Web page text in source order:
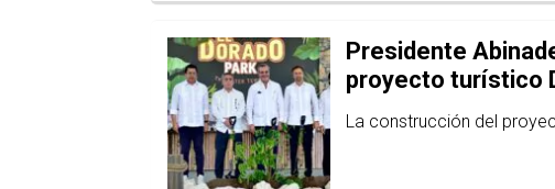
Presidente
proyecto turístico
La construcción del